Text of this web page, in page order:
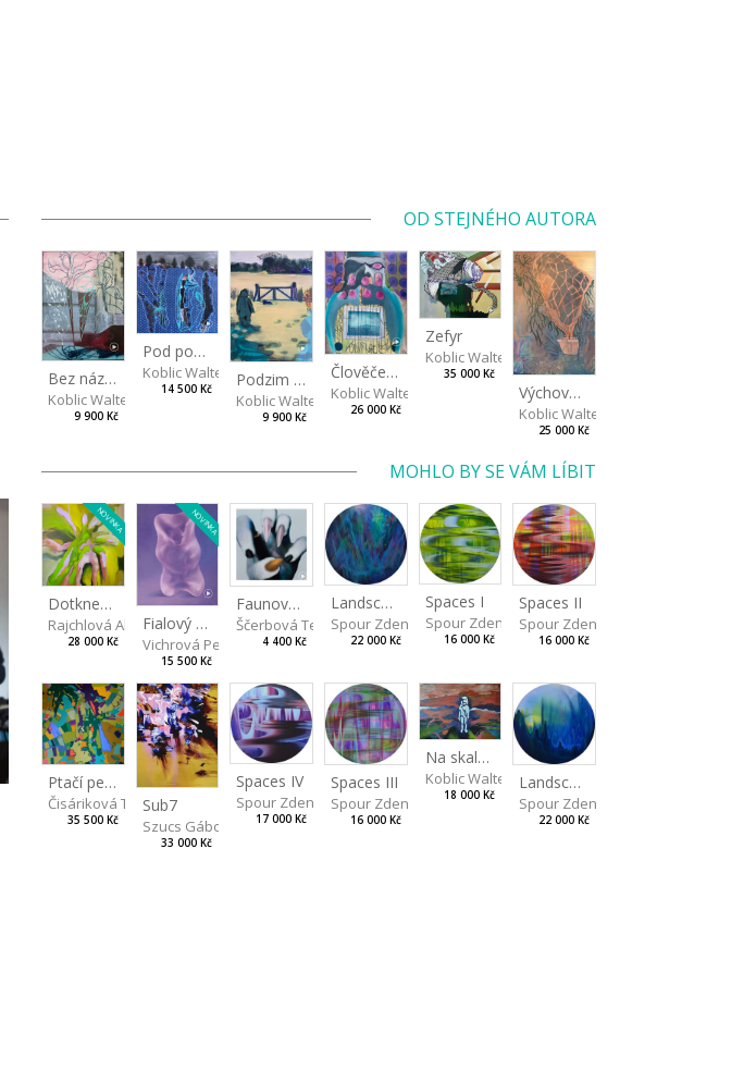
OD STEJNÉHO AUTORA
Bez názvu
Koblic Walterová Martina
9 900 Kč
Pod povrchem
Koblic Walterová Martina
14 500 Kč Podzim v zahradě
Koblic Walterová Martina
9 900 Kč
Člověče, nezlob se…
Koblic Walterová Martina
26 000 Kč
Zefyr
Koblic Walterová Martina
35 000 Kč
Výchova k přírodě 2/2
Koblic Walterová Martina
25 000 Kč
MOHLO BY SE VÁM LÍBIT
NOVINKA
Dotkneš-li se na správném místě
Rajchlová Alžběta
28 000 Kč
NOVINKA
Fialový medvídek
Vichrová Petra
15 500 Kč
Faunova tlapka
Ščerbová Tereza
4 400 Kč
Landscape III
Spour Zdeněk
22 000 Kč
Spaces I
Spour Zdeněk
16 000 Kč
Spaces II
Spour Zdeněk
16 000 Kč
Ptačí perspektiva
Čisáriková Táňa
35 500 Kč
Sub7
Szucs Gábor
33 000 Kč
Spaces IV
Spour Zdeněk
17 000 Kč
Spaces III
Spour Zdeněk
16 000 Kč
Na skalách
Koblic Walterová Martina
18 000 Kč
Landscape II
Spour Zdeněk
22 000 Kč